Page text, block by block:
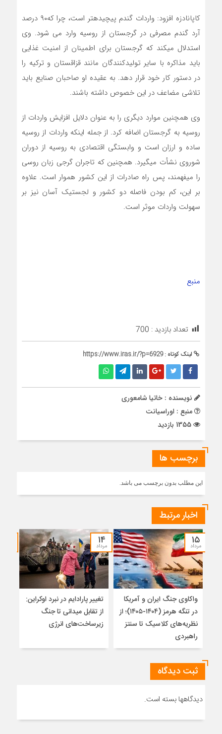
کاپانادزه افزود: واردات گندم پیچیده­تر است، چرا که۹۰ درصد
آرد گندم مصرفی در گرجستان از روسیه وارد می شود. وی
استدلال می­کند که گرجستان برای اطمینان از امنیت غذایی
باید مذاکره با سایر تولیدکنندگان مانند قزاقستان و ترکیه را
در دستور کار خود قرار دهد. به عقیده او صاحبان صنایع باید
تلاشی مضاعف در این خصوص داشته باشند.
وی همچنین موارد دیگری را به عنوان دلایل افزایش واردات از
روسیه به گرجستان اضافه کرد. از جمله اینکه واردات از روسیه
ساده و ارزان است و وابستگی اقتصادی به روسیه از دوران
شوروی نشأت می­گیرد. همچنین که تاجران گرجی زبان روسی
را می­فهمند، پس راه صادرات از این کشور هموار است. علاوه
بر این، کم بودن فاصله دو کشور و لجستیک آسان نیز بر
سهولت واردات موثر است.
منبع
تعداد بازدید : 700
لینک کوتاه :https://www.iras.ir/?p=6929
نویسنده : خاتیا شامعوری
منبع : اوراسیانت
برچسب ها
این مطلب بدون برچسب می باشد.
اخبار مرتبط
۱۵
مرداد
واکاوی جنگ ایران و آمریکا
در تنگه هرمز (۱۴۰۴-۱۴۰۵)؛ از
نظریه‌های کلاسیک تا سنتز
راهبردی
۱۴
مرداد
تغییر پارادایم در نبرد اوکراین:
از تقابل میدانی تا جنگ
زیرساخت‌های انرژی
ثبت دیدگاه
دیدگاهها بسته است.